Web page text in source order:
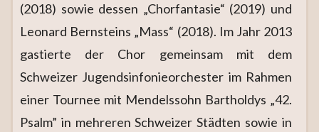
(2018) sowie dessen „Chorfantasie“ (2019) und
Leonard Bernsteins „Mass“ (2018). Im Jahr 2013
gastierte der Chor gemeinsam mit dem
Schweizer Jugendsinfonieorchester im Rahmen
einer Tournee mit Mendelssohn Bartholdys „42.
Psalm” in mehreren Schweizer Städten sowie in